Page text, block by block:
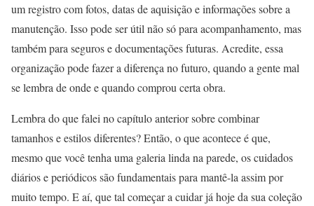
um registro com fotos, datas de aquisição e informações sobre a
manutenção. Isso pode ser útil não só para acompanhamento, mas
também para seguros e documentações futuras. Acredite, essa
organização pode fazer a diferença no futuro, quando a gente mal
se lembra de onde e quando comprou certa obra.
Lembra do que falei no capítulo anterior sobre combinar
tamanhos e estilos diferentes? Então, o que acontece é que,
mesmo que você tenha uma galeria linda na parede, os cuidados
diários e periódicos são fundamentais para mantê-la assim por
muito tempo. E aí, que tal começar a cuidar já hoje da sua coleção